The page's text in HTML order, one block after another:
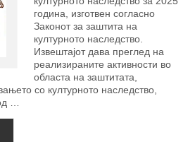
година, изготвен согласно
Законот за заштита на
културното наследство.
Извештајот дава преглед на
реализираните активности во
областа на заштитата,
со културното наследство,
…